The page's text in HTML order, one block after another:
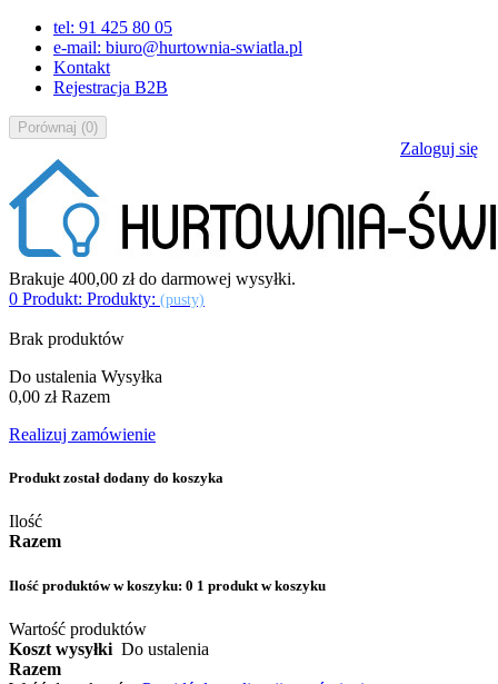
tel: 91 425 80 05
e-mail: biuro@hurtownia-swiatla.pl
Kontakt
Rejestracja B2B
Porównaj (0)
Zaloguj się
Brakuje 400,00 złdo darmowej wysyłki.
0 Produkt: Produkty: (pusty)
Brak produktów
Do ustalenia Wysyłka
0,00 zł Razem
Realizuj zamówienie
Produkt został dodany do koszyka
Ilość
Razem
Ilość produktów w koszyku: 0 1 produkt w koszyku
Wartość produktów
Koszt wysyłki Do ustalenia
Razem